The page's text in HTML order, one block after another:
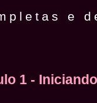
e
1 -